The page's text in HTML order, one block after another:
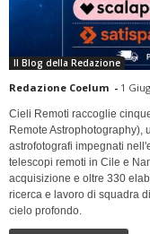
Il Blog della Redazione
Redazione Coelum - 1
Cieli Remoti raccoglie
Remote Astrophotography),
astrofotografi impegnati
telescopi remoti in Cile e
acquisizione e oltre 330
ricerca e lavoro di squadra
cielo profondo.